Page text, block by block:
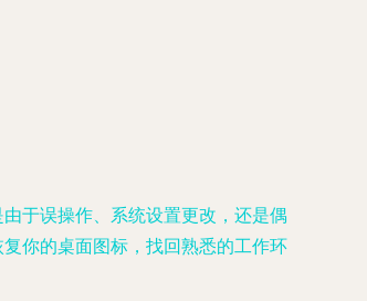
于误操作、系统设置更改，还是偶
你的桌面图标，找回熟悉的工作环